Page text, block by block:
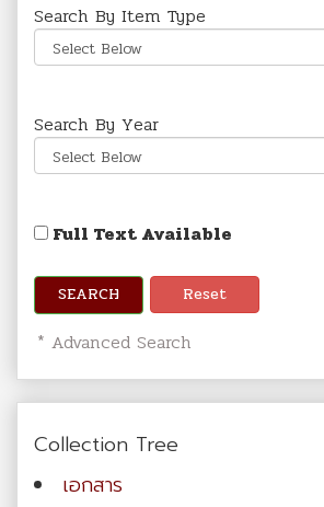
Search By Item Type
Search By Year
Full Text Available
SEARCH Reset
* Advanced Search
Collection Tree
เอกสาร